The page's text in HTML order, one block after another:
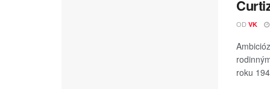
OD VK
roku